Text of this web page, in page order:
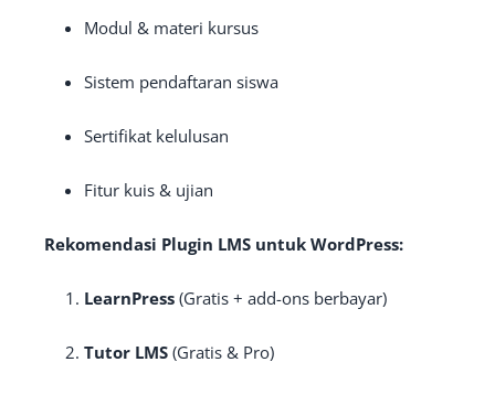
Modul & materi kursus
Sistem pendaftaran siswa
Sertifikat kelulusan
Fitur kuis & ujian
Rekomendasi Plugin LMS untuk WordPress:
LearnPress (Gratis + add-ons berbayar)
Tutor LMS (Gratis & Pro)